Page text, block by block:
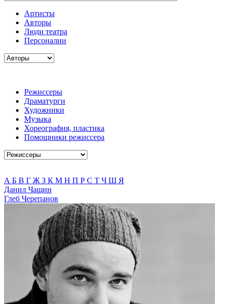
Артисты
Авторы
Люди театра
Персоналии
Режиссеры
Драматурги
Художники
Музыка
Хореография, пластика
Помощники режиссера
А Б В Г ЖЗ К М Н П Р С Т Ч Ш Я
Данил Чащин
Глеб Черепанов